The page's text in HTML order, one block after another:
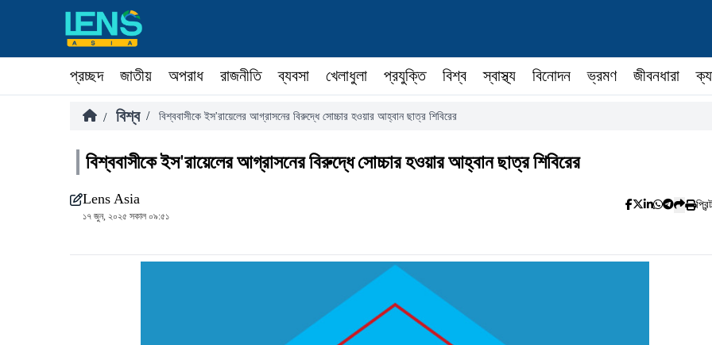
প্রচ্ছদ জাতীয় অপরাধ রাজনীতি ব্যবসা খেলাধুলা প্রযুক্তি বিশ্ব স্বাস্থ্য বিনোদন ভ্রমণ জীবনধারা
/ বিশ্ব / বিশ্ববাসীকে ইস'রায়েলের আগ্রাসনের বিরুদ্ধে সোচ্চার হওয়ার আহ্বান ছাত্র শিবিরের
বিশ্ববাসীকে ইস'রায়েলের আগ্রাসনের বিরুদ্ধে সোচ্চার হওয়ার আহ্বান ছাত্র শিবিরের
Lens Asia
১৭ জুন, ২০২৫ সকাল ০৯:৫১